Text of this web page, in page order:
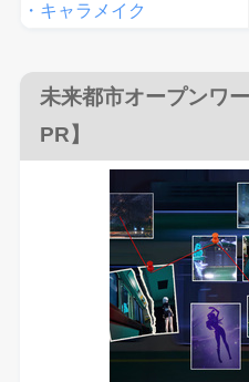
・キャラメイク
未来都市オープンワ
PR】